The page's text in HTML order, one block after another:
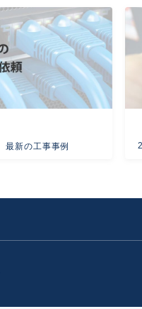
最新の工事事例